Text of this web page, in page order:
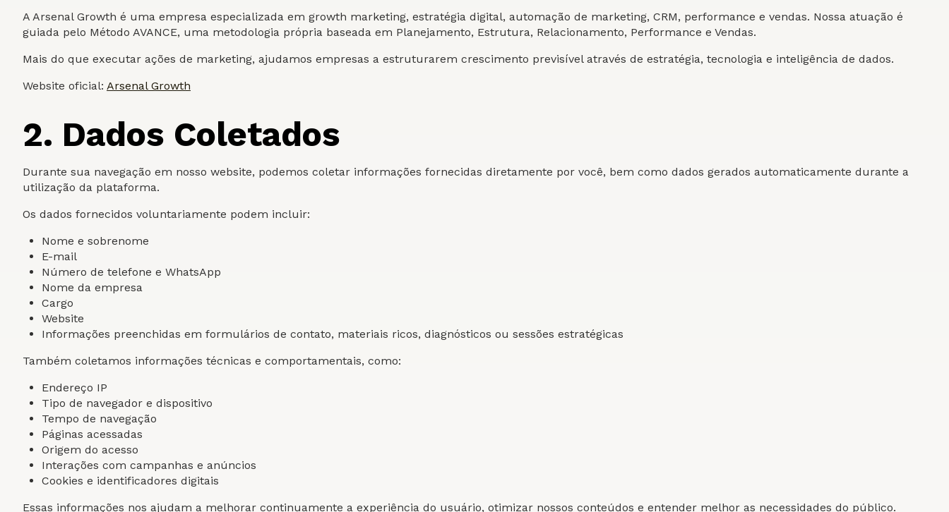
A Arsenal Growth é uma empresa especializada em growth marketing, estratégia digital, automação de marketing, CRM, performance e vendas. Nossa atuação é
guiada pelo Método AVANCE, uma metodologia própria baseada em Planejamento, Estrutura, Relacionamento, Performance e Vendas.
Mais do que executar ações de marketing, ajudamos empresas a estruturarem crescimento previsível através de estratégia, tecnologia e inteligência de dados.
Website oficial: Arsenal Growth
2. Dados Coletados
Durante sua navegação em nosso website, podemos coletar informações fornecidas diretamente por você, bem como dados gerados automaticamente durante a
utilização da plataforma.
Os dados fornecidos voluntariamente podem incluir:
Nome e sobrenome
E-mail
Número de telefone e WhatsApp
Nome da empresa
Cargo
Website
Informações preenchidas em formulários de contato, materiais ricos, diagnósticos ou sessões estratégicas
Também coletamos informações técnicas e comportamentais, como:
Endereço IP
Tipo de navegador e dispositivo
Tempo de navegação
Páginas acessadas
Origem do acesso
Interações com campanhas e anúncios
Cookies e identificadores digitais
Essas informações nos ajudam a melhorar continuamente a experiência do usuário, otimizar nossos conteúdos e entender melhor as necessidades do público.